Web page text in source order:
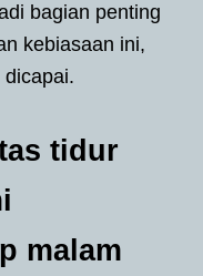
bagian penting
kebiasaan ini,
dicapai.
tidur
malam